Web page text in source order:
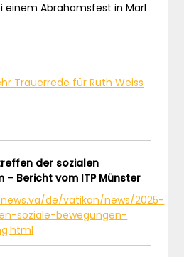
einem Abrahamsfest in Marl
Trauerrede für Ruth Weiss
der sozialen
– Bericht vom ITP Münster
de/vatikan/news/2025-
soziale-bewegungen-